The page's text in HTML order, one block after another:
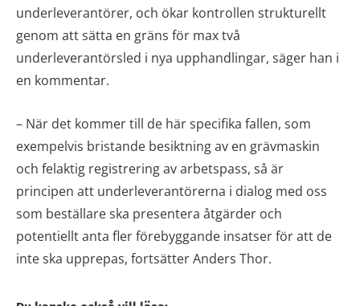
underleverantörer, och ökar kontrollen strukturellt
genom att sätta en gräns för max två
underleverantörsled i nya upphandlingar, säger han i
en kommentar.
– När det kommer till de här specifika fallen, som
exempelvis bristande besiktning av en grävmaskin
och felaktig registrering av arbetspass, så är
principen att underleverantörerna i dialog med oss
som beställare ska presentera åtgärder och
potentiellt anta fler förebyggande insatser för att de
inte ska upprepas, fortsätter Anders Thor.